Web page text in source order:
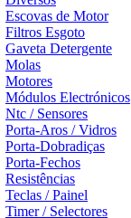
Escovas de Motor
Filtros Esgoto
Gaveta Detergente
Molas
Motores
Módulos Electrónicos
Ntc / Sensores
Porta-Aros / Vidros
Porta-Dobradiças
Porta-Fechos
Resistências
Teclas / Painel
Timer / Selectores